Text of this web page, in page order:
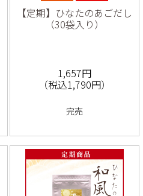
【定期】ひなたのあごだし
（30袋入り）
1,657円
（税込1,790円）
完売